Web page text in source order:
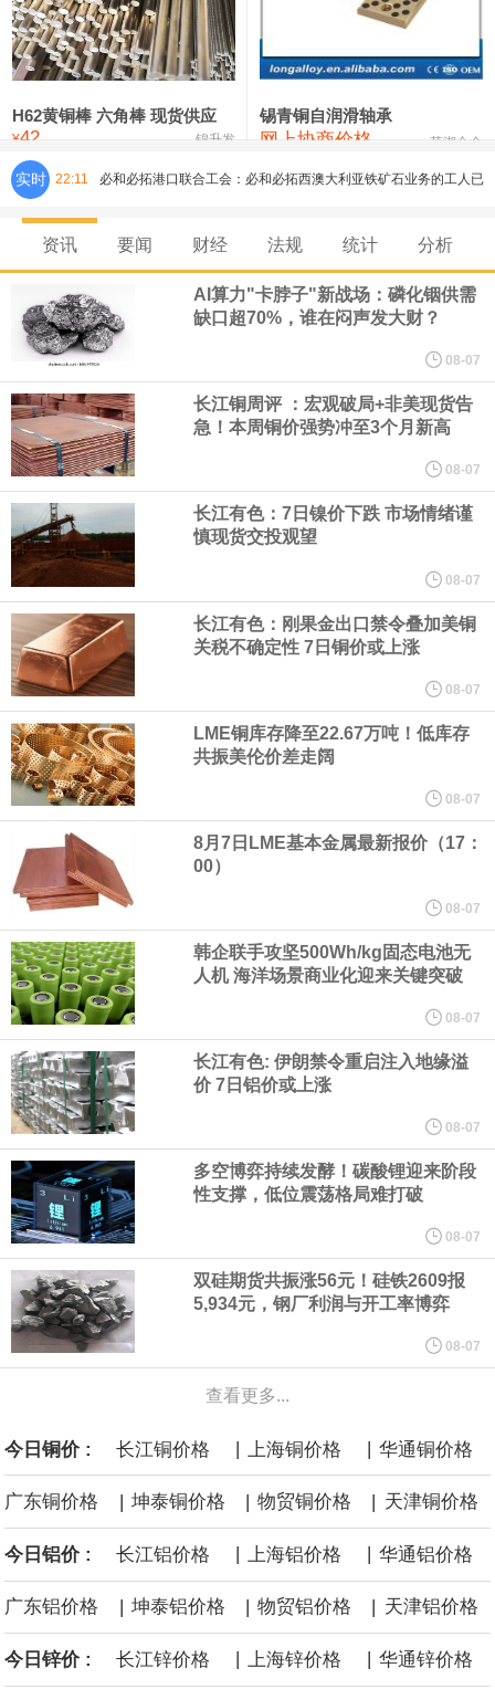
铸造铝合金锭(ZLD104) 24,300—24,500 24,400
压铸锌合金锭 26,500—26,700
氯化镍 38,300—40,300 39,300 0
H62黄铜棒 六角棒 现货供应
¥42 锦升发
锡青铜自润滑轴承
网上协商价格 芜湖合金
实时 22:11 必和必拓港口联合工会：必和必拓西澳大利亚铁矿石业务的工人已
通知，将于8月9日实施24小时停工。
8月7日，宇树科技董事长王兴兴网上路演时表示，报告期内，公司
研发费用金额分别为4,995.18万元、7,001.70万元、14,496.56万
元，最近3年复合增长率达70.36%，呈快速增长趋势，并形成多项
核心技术和知识产权。截至2026年1月31日，公司拥有262项专利权
（含境内发明专利20项）。
纽约期银日内涨4%，现报64.08美元/盎司。
宇树科技董事长、总经理兼首席技术官王兴兴在网上路演时表示，
经过多年研发创新和技术积累，公司逐步形成了包括一体化关节集
成技术、高紧凑度机器人身体集成技术、机器人激光雷达全自研核
心技术等多项已商业化应用的核心技术并已应用于公司的高性能通
用人形机器人、四足机器人等产品。
美国总统特朗普6日否认他对国防部长赫格塞思不满，称对赫格塞思
所做的工作“非常满意”。特朗普在社交媒体上发帖称，一些媒体有关
他与赫格塞思就弹药短缺问题发生冲突的报道是“完全没有根据的谣
言”，他对赫格塞思所做的工作“非常满意”。
纽约期银突破64美元/盎司，日内涨3.91%。
据报道，威刚近日在法说会上表示，在需求增加、价格走高及货源
稳定的三大有利因素带动下，预期第3季度营运将优于第2季度，并
进一步扩大全年营运成果。
美国国会预算办公室（CBO）于当地时间5日发布报告称，美国海军
计划建造的15艘核动力“特朗普级”（Trump-class）战列舰，从研发
到采购的总费用可能高达2750亿美元，为美国有史以来最昂贵的水
面战舰项目之一。 根据CBO的初步估算，首舰造价约234亿美元，
后续14艘平均每艘约180亿美元。
黄金价格有望录得自今年1月以来最大单周涨幅。油价走弱为金价提
供支撑，同时投资者正等待美国非农就业数据，以寻找美国利率前
资讯 要闻 财经 法规 统计 分析
AI算力"卡脖子"新战场：磷化铟供需
缺口超70%，谁在闷声发大财？
08-07
长江铜周评 ：宏观破局+非美现货告
急！本周铜价强势冲至3个月新高
08-07
长江有色：7日镍价下跌 市场情绪谨
慎现货交投观望
08-07
长江有色：刚果金出口禁令叠加美铜
关税不确定性 7日铜价或上涨
08-07
LME铜库存降至22.67万吨！低库存
共振美伦价差走阔
08-07
8月7日LME基本金属最新报价（17：
00）
08-07
韩企联手攻坚500Wh/kg固态电池无
人机 海洋场景商业化迎来关键突破
08-07
长江有色: 伊朗禁令重启注入地缘溢
价 7日铝价或上涨
08-07
多空博弈持续发酵！碳酸锂迎来阶段
性支撑，低位震荡格局难打破
08-07
双硅期货共振涨56元！硅铁2609报
5,934元，钢厂利润与开工率博弈
08-07
查看更多...
今日铜价 : 长江铜价格 | 上海铜价格 | 华通铜价格
广东铜价格 | 坤泰铜价格 | 物贸铜价格 | 天津铜价格
今日铝价 : 长江铝价格 上海铝价格 华通铝价格
广东铝价格 | 坤泰铝价格 | 物贸铝价格 | 天津铝价格
今日锌价 : 长江锌价格 上海锌价格 华通锌价格